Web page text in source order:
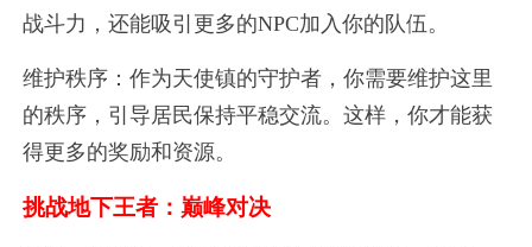
战斗力，还能吸引更多的NPC加入你的队伍。
维护秩序：作为天使镇的守护者，你需要维护这里
的秩序，引导居民保持平稳交流。这样，你才能获
得更多的奖励和资源。
挑战地下王者：巅峰对决